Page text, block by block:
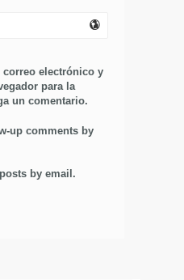
electrónico y
para la
un comentario.
up comments by
by email.